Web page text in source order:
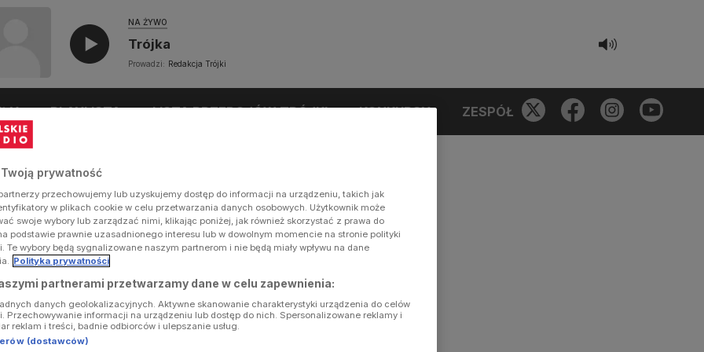
NA ŻYWO
Trójka
Prowadzi: Redakcja Trójki
PLAYLISTA LISTA PRZEBOJÓW TRÓJKI KONKURSY ZESPÓŁ
Twoją prywatność
przechowujemy lub uzyskujemy dostęp do informacji na urządzeniu, takich jak
w plikach cookie w celu przetwarzania danych osobowych. Użytkownik może
swoje wybory lub zarządzać nimi, klikając poniżej, jak również skorzystać z prawa do
podstawie prawnie uzasadnionego interesu lub w dowolnym momencie na stronie polityki
Te wybory będą sygnalizowane naszym partnerom i nie będą miały wpływu na dane
Polityka prywatności
partnerami przetwarzamy dane w celu zapewnienia:
danych geolokalizacyjnych. Aktywne skanowanie charakterystyki urządzenia do celów
Przechowywanie informacji na urządzeniu lub dostęp do nich. Spersonalizowane reklamy i
reklam i treści, badnie odbiorców i ulepszanie usług.
(dostawców)